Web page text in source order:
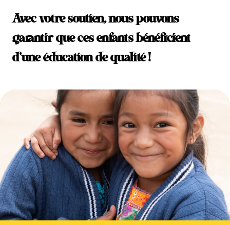
Avec votre soutien, nous pouvons
garantir que ces enfants bénéficient
d’une éducation de qualité !